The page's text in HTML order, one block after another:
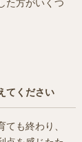
た方がいくつ
てください
も終わり、